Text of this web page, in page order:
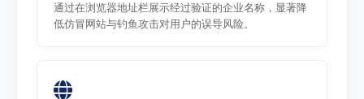
通过在浏览器地址栏展示经过验证的企业名称，显著降
低仿冒网站与钓鱼攻击对用户的误导风险。